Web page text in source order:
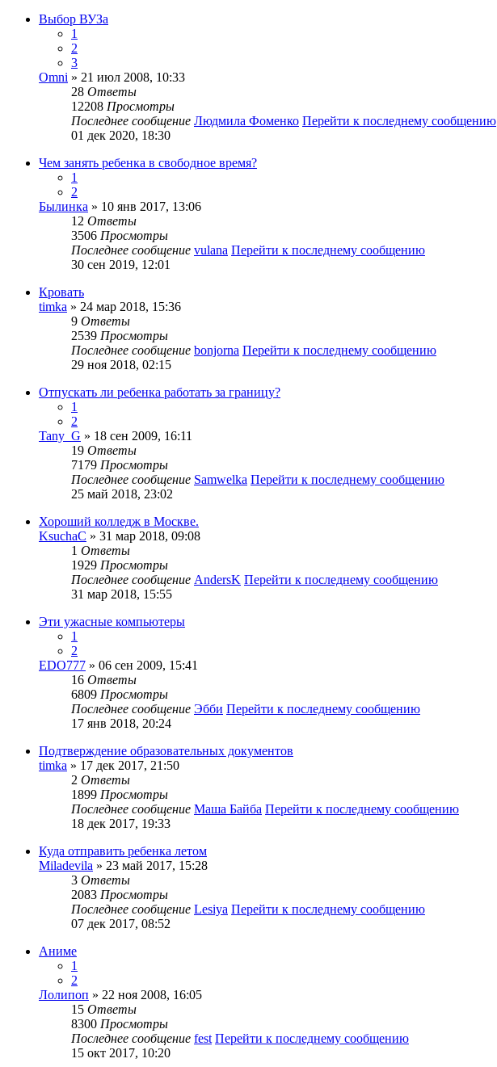
Выбор ВУЗа
1
2
3
Omni » 21 июл 2008, 10:33
28 Ответы
12208 Просмотры
Последнее сообщение Людмила Фоменко Перейти к последнему сообщению
01 дек 2020, 18:30
Чем занять ребенка в свободное время?
1
2
Былинка » 10 янв 2017, 13:06
12 Ответы
3506 Просмотры
Последнее сообщение vulana Перейти к последнему сообщению
30 сен 2019, 12:01
Кровать
timka » 24 мар 2018, 15:36
9 Ответы
2539 Просмотры
Последнее сообщение bonjorna Перейти к последнему сообщению
29 ноя 2018, 02:15
Отпускать ли ребенка работать за границу?
1
2
Tany_G » 18 сен 2009, 16:11
19 Ответы
7179 Просмотры
Последнее сообщение Samwelka Перейти к последнему сообщению
25 май 2018, 23:02
Хороший колледж в Москве.
KsuchaC » 31 мар 2018, 09:08
1 Ответы
1929 Просмотры
Последнее сообщение AndersK Перейти к последнему сообщению
31 мар 2018, 15:55
Эти ужасные компьютеры
1
2
EDO777 » 06 сен 2009, 15:41
16 Ответы
6809 Просмотры
Последнее сообщение Эбби Перейти к последнему сообщению
17 янв 2018, 20:24
Подтверждение образовательных документов
timka » 17 дек 2017, 21:50
2 Ответы
1899 Просмотры
Последнее сообщение Маша Байба Перейти к последнему сообщению
18 дек 2017, 19:33
Куда отправить ребенка летом
Miladevila » 23 май 2017, 15:28
3 Ответы
2083 Просмотры
Последнее сообщение Lesiya Перейти к последнему сообщению
07 дек 2017, 08:52
Аниме
1
2
Лолипоп » 22 ноя 2008, 16:05
15 Ответы
8300 Просмотры
Последнее сообщение fest Перейти к последнему сообщению
15 окт 2017, 10:20